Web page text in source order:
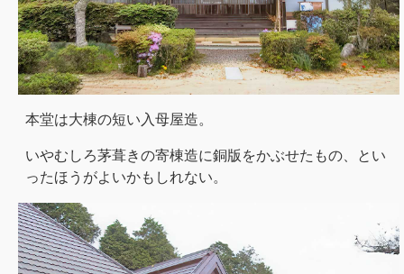
本堂は大棟の短い入母屋造。
いやむしろ茅葺きの寄棟造に銅版をかぶせたもの、とい
ったほうがよいかもしれない。